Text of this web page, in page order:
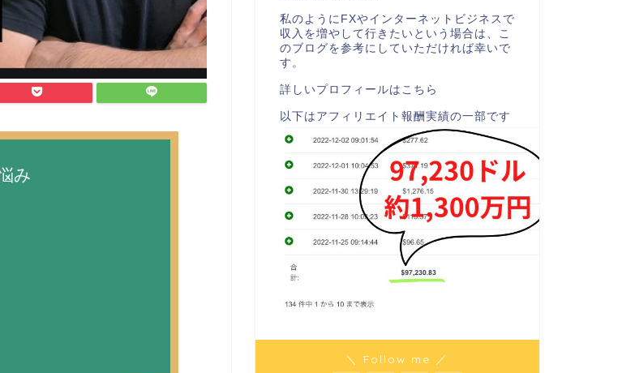
み
私のようにFXやインターネットビジネスで
収入を増やして行きたいという場合は、こ
のブログを参考にしていただければ幸いで
す。
詳しいプロフィールはこちら
以下はアフィリエイト報酬実績の一部です
＼ Follow me ／